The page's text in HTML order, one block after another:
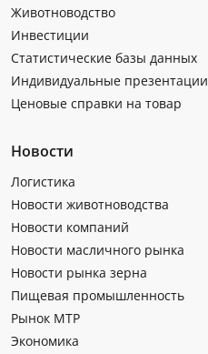
Животноводство
Инвестиции
Статистические базы данных
Индивидуальные презентации
Ценовые справки на товар
Новости
Логистика
Новости животноводства
Новости компаний
Новости масличного рынка
Новости рынка зерна
Пищевая промышленность
Рынок МТР
Экономика